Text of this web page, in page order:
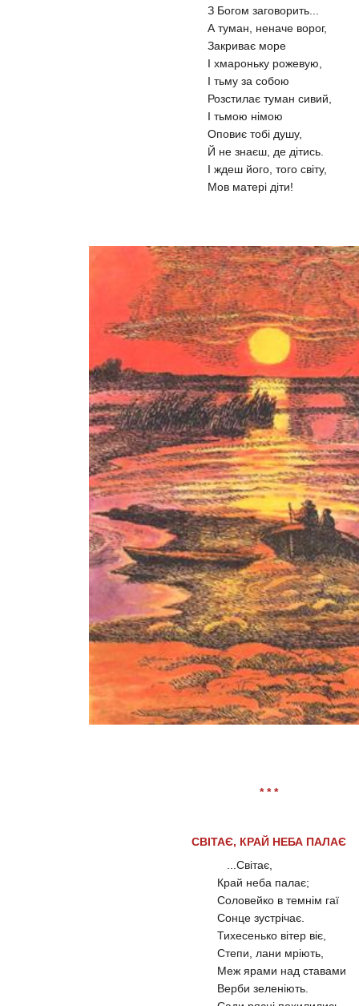
З Богом заговорить...
А туман, неначе ворог,
Закриває море
І хмароньку рожевую,
І тьму за собою
Розстилає туман сивий,
І тьмою німою
Оповиє тобі душу,
Й не знаєш, де дітись.
І ждеш його, того світу,
Мов матері діти!
* * *
СВІТАЄ, КРАЙ НЕБА ПАЛАЄ
...Світає,
Край неба палає;
Соловейко в темнім гаї
Сонце зустрічає.
Тихесенько вітер віє,
Степи, лани мріють,
Меж ярами над ставами
Верби зеленіють.